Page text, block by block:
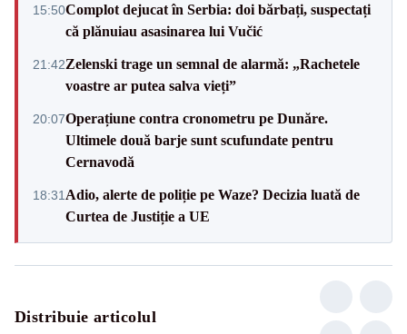
15:50Complot dejucat în Serbia: doi bărbați, suspectați
că plănuiau asasinarea lui Vučić
21:42Zelenski trage un semnal de alarmă: „Rachetele
voastre ar putea salva vieți”
20:07Operațiune contra cronometru pe Dunăre.
Ultimele două barje sunt scufundate pentru
Cernavodă
18:31 Adio, alerte de poliție pe Waze? Decizia luată de
Curtea de Justiție a UE
Distribuie articolul